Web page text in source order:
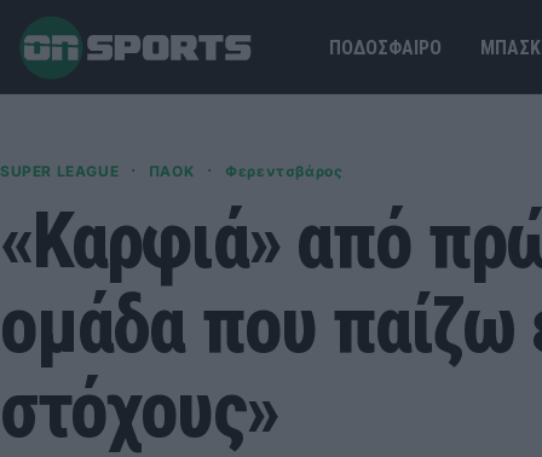
ΠΟΔΟΣΦΑΙΡΟ
SUPER LEAGUE · ΠΑΟΚ · Φερεντσβάρος
«Καρφιά» από
ομάδα που παίζω
στόχους»